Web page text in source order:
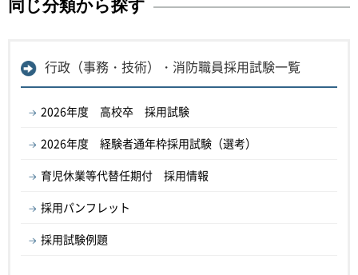
同じ分類から探す
行政（事務・技術）・消防職員採用試験一覧
2026年度 高校卒 採用試験
2026年度 経験者通年枠採用試験（選考）
育児休業等代替任期付 採用情報
採用パンフレット
採用試験例題